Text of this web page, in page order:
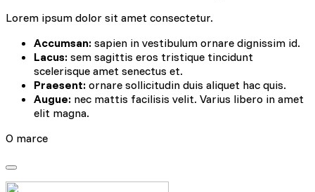
Lorem ipsum dolor sit amet consectetur.
Accumsan: sapien in vestibulum ornare dignissim id.
Lacus: sem sagittis eros tristique tincidunt
scelerisque amet senectus et.
Praesent: ornare sollicitudin duis aliquet hac quis.
Augue: nec mattis facilisis velit. Varius libero in amet
elit magna.
O marce